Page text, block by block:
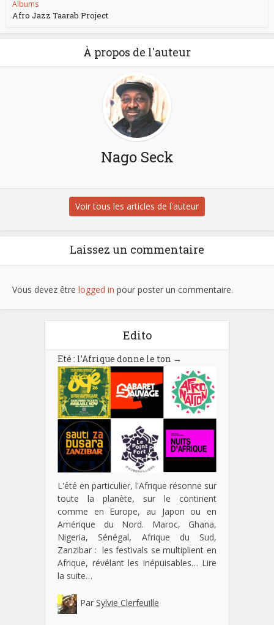
Albums
Afro Jazz Taarab Project
À propos de l'auteur
Nago Seck
Voir tous les articles de l'auteur
Laissez un commentaire
Vous devez être logged in pour poster un commentaire.
Edito
Eté : l’Afrique donne le ton →
L'été en particulier, l'Afrique résonne sur
toute la planète, sur le continent
comme en Europe, au Japon ou en
Amérique du Nord. Maroc, Ghana,
Nigeria, Sénégal, Afrique du Sud,
Zanzibar : les festivals se multiplient en
Afrique, révélant les inépuisables… Lire
la suite…
Par Sylvie Clerfeuille